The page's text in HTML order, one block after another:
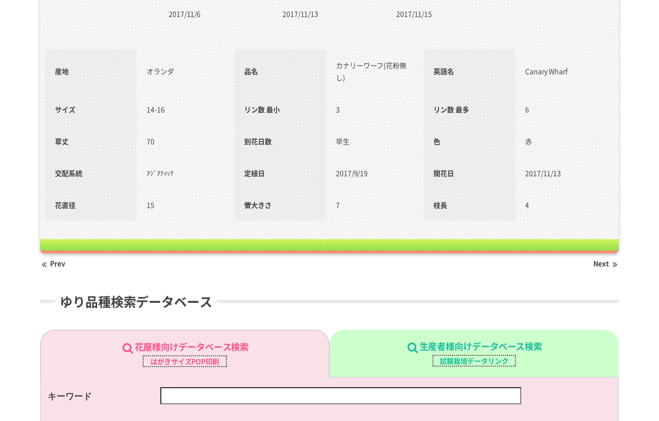
2017/11/6 2017/11/13 2017/11/15
産地 オランダ 品名
カナリーワーフ(花粉無
し)
英語名 Canary Wharf
サイズ 14-16 リン数 最小 3 リン数 最多 6
草丈 70 到花日数 早生 色 赤
交配系統 ｱｼﾞｱﾃｨｯｸ 定植日 2017/9/19 開花日 2017/11/13
花直径 15 蕾大きさ 7 枝長 4
Prev Next
ゆり品種検索データベース
花屋様向けデータベース検索
はがきサイズPOP印刷
生産者様向けデータベース検索
試験栽培データリンク
キーワード